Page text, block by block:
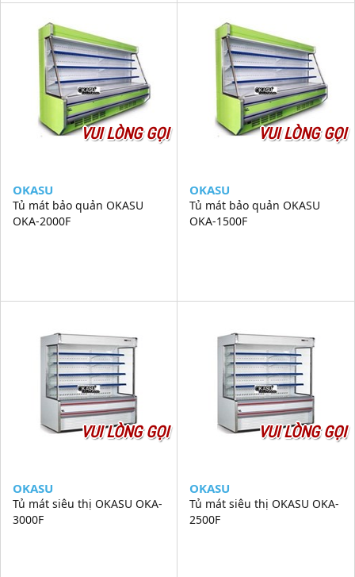
VUI LÒNG GỌI
OKASU
Tủ mát bảo quản OKASU
OKA-2000F
VUI LÒNG GỌI
OKASU
Tủ mát bảo quản OKASU
OKA-1500F
VUI LÒNG GỌI
OKASU
Tủ mát siêu thị OKASU OKA-
3000F
VUI LÒNG GỌI
OKASU
Tủ mát siêu thị OKASU OKA-
2500F